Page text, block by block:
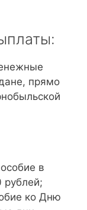
прямо
в
рублей;
ко Дню